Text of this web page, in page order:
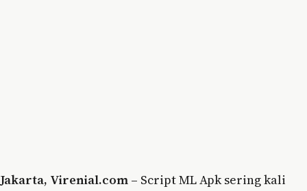
Jakarta, Virenial.com – Script ML Apk sering kali